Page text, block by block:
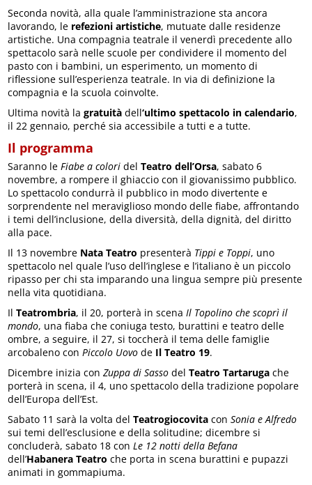
Seconda novità, alla quale l’amministrazione sta ancora
lavorando, le refezioni artistiche, mutuate dalle residenze
artistiche. Una compagnia teatrale il venerdì precedente allo
spettacolo sarà nelle scuole per condividere il momento del
pasto con i bambini, un esperimento, un momento di
riflessione sull’esperienza teatrale. In via di definizione la
compagnia e la scuola coinvolte.
Ultima novità lagratuità dell‘ultimo spettacolo in calendario,
il 22 gennaio, perché sia accessibile a tutti e a tutte.
Il programma
Saranno leFiabe a colori del Teatro dell’Orsa, sabato 6
novembre, a rompere il ghiaccio con il giovanissimo pubblico.
Lo spettacolo condurrà il pubblico in modo divertente e
sorprendente nel meraviglioso mondo delle fiabe, affrontando
i temi dell’inclusione, della diversità, della dignità, del diritto
alla pace.
Il 13 novembre Nata Teatro presenterà Tippi e Toppi, uno
spettacolo nel quale l’uso dell’inglese e l’italiano è un piccolo
ripasso per chi sta imparando una lingua sempre più presente
nella vita quotidiana.
IlTeatrombria, il 20, porterà in scena Il Topolino che scoprì il
mondo, una fiaba che coniuga testo, burattini e teatro delle
ombre, a seguire, il 27, si toccherà il tema delle famiglie
arcobaleno conPiccolo Uovo de Il Teatro 19.
Dicembre inizia con Zuppa di Sasso delTeatro Tartaruga che
porterà in scena, il 4, uno spettacolo della tradizione popolare
dell’Europa dell’Est.
Sabato 11 sarà la volta delTeatrogiocovita conSonia e Alfredo
sui temi dell’esclusione e della solitudine; dicembre si
concluderà, sabato 18 con Le 12 notti della Befana
dell’Habanera Teatro che porta in scena burattini e pupazzi
animati in gommapiuma.